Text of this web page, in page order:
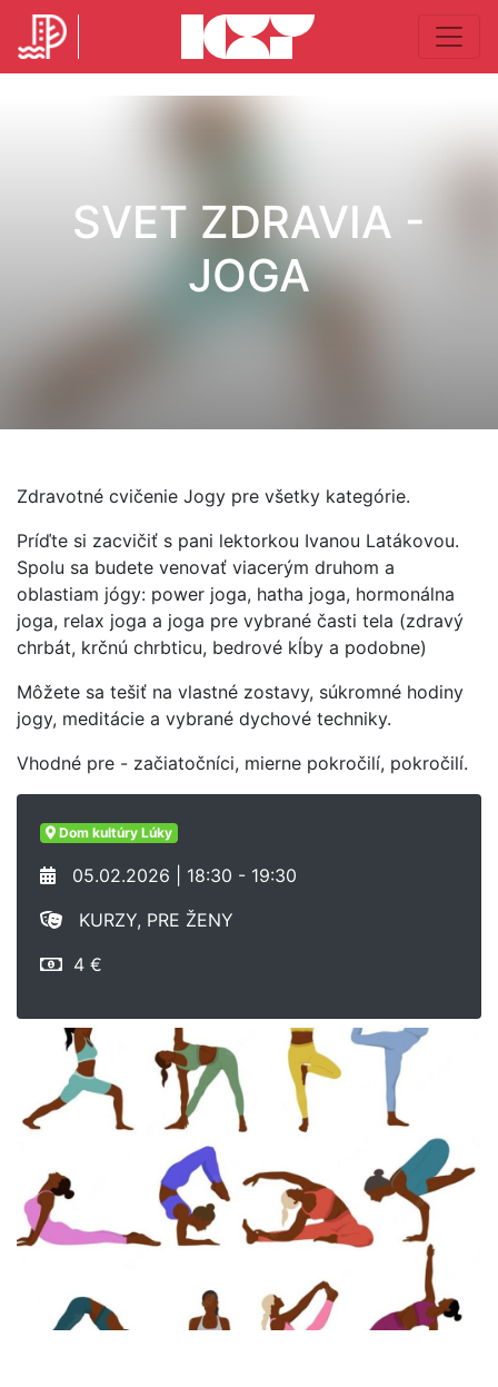
SVET ZDRAVIA -
JOGA
Zdravotné cvičenie Jogy pre všetky kategórie.
Príďte si zacvičiť s pani lektorkou Ivanou Latákovou.
Spolu sa budete venovať viacerým druhom a
oblastiam jógy: power joga, hatha joga, hormonálna
joga, relax joga a joga pre vybrané časti tela (zdravý
chrbát, krčnú chrbticu, bedrové kĺby a podobne)
Môžete sa tešiť na vlastné zostavy, súkromné hodiny
jogy, meditácie a vybrané dychové techniky.
Vhodné pre - začiatočníci, mierne pokročilí, pokročilí.
Dom kultúry Lúky
05.02.2026 | 18:30 - 19:30
KURZY, PRE ŽENY
4 €